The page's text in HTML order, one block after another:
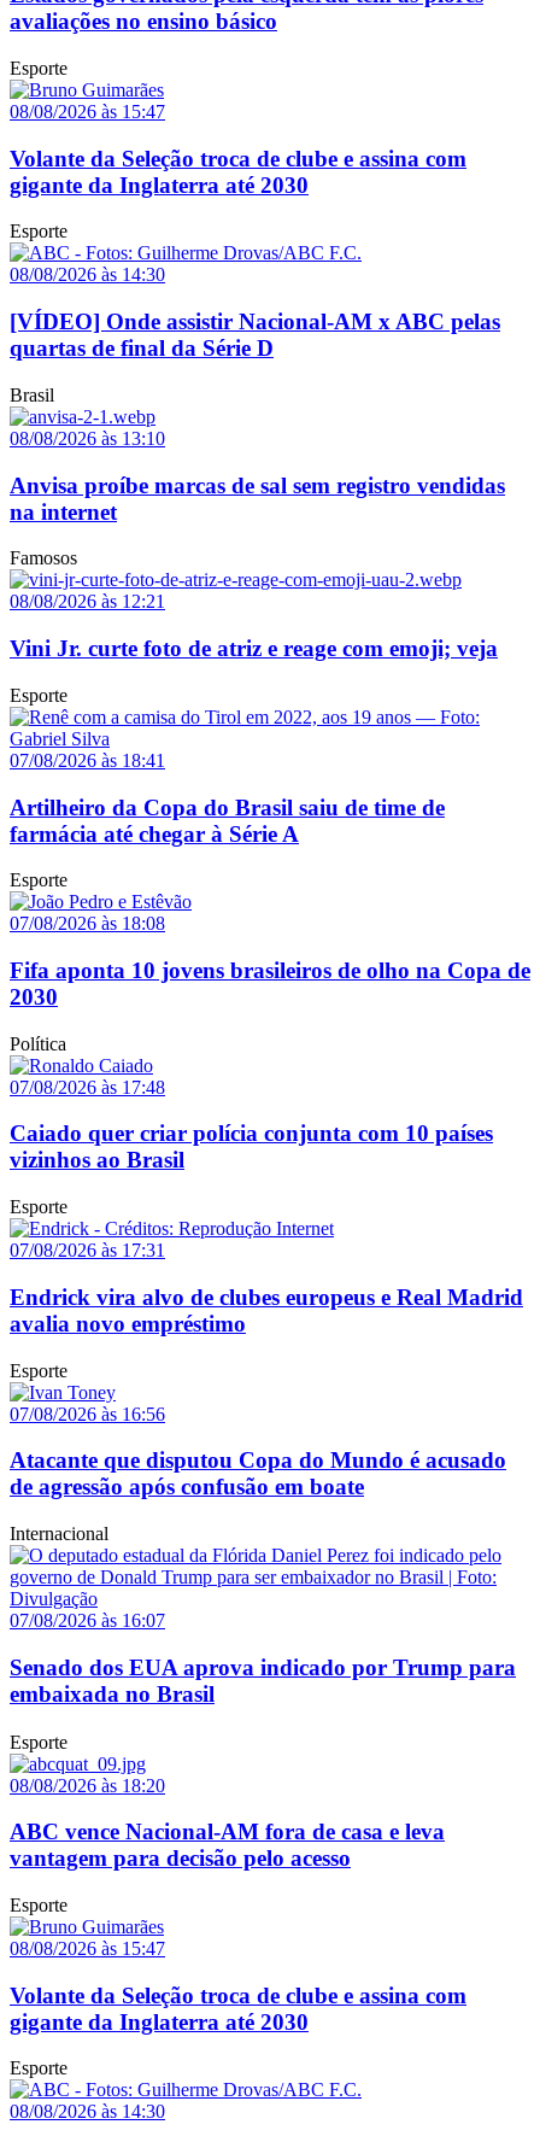
avaliações no ensino básico
Esporte
08/08/2026 às 15:47
Volante da Seleção troca de clube e assina com
gigante da Inglaterra até 2030
Esporte
08/08/2026 às 14:30
[VÍDEO] Onde assistir Nacional-AM x ABC pelas
quartas de final da Série D
Brasil
08/08/2026 às 13:10
Anvisa proíbe marcas de sal sem registro vendidas
na internet
Famosos
08/08/2026 às 12:21
Vini Jr. curte foto de atriz e reage com emoji; veja
Esporte
07/08/2026 às 18:41
Artilheiro da Copa do Brasil saiu de time de
farmácia até chegar à Série A
Esporte
07/08/2026 às 18:08
Fifa aponta 10 jovens brasileiros de olho na Copa de
2030
Política
07/08/2026 às 17:48
Caiado quer criar polícia conjunta com 10 países
vizinhos ao Brasil
Esporte
07/08/2026 às 17:31
Endrick vira alvo de clubes europeus e Real Madrid
avalia novo empréstimo
Esporte
07/08/2026 às 16:56
Atacante que disputou Copa do Mundo é acusado
de agressão após confusão em boate
Internacional
07/08/2026 às 16:07
Senado dos EUA aprova indicado por Trump para
embaixada no Brasil
Esporte
08/08/2026 às 18:20
ABC vence Nacional-AM fora de casa e leva
vantagem para decisão pelo acesso
Esporte
08/08/2026 às 15:47
Volante da Seleção troca de clube e assina com
gigante da Inglaterra até 2030
Esporte
08/08/2026 às 14:30